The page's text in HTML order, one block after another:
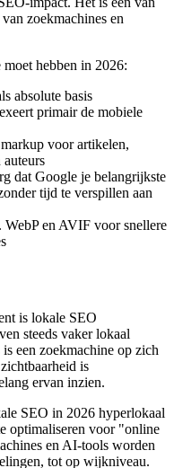
zoekmachines en
hebben in 2026:
absolute basis
primair de mobiele
voor artikelen,
dat Google je belangrijkste
tijd te verspillen aan
. WebP en AVIF voor snellere
is lokale SEO
steeds vaker lokaal
een zoekmachine op zich
is
ervan inzien.
SEO in 2026 hyperlokaal
optimaliseren voor "online
en AI-tools worden
tot op wijkniveau.